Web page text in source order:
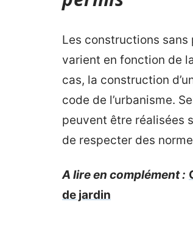
Les constructions
varient en fonction de
cas, la construction
code de l’urbanisme.
peuvent être réalisées
de respecter des
A lire en complément :
de jardin